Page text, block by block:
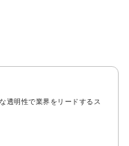
透明性で業界をリードするス